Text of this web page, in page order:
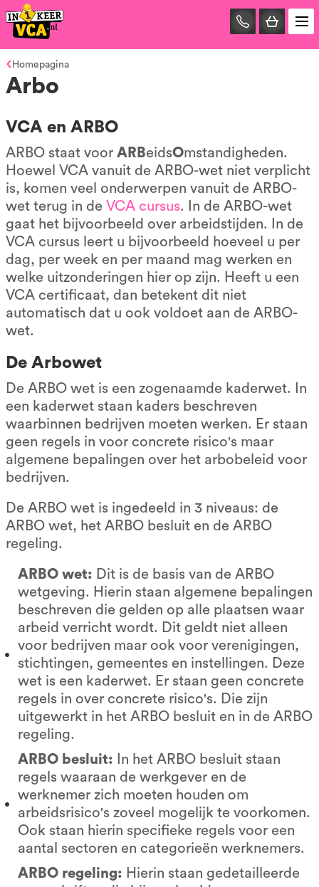
085-
0667401
Homepagina
Arbo
VCA en ARBO
ARBO staat voor ARBeidsOmstandigheden.
Hoewel VCA vanuit de ARBO-wet niet verplicht
is, komen veel onderwerpen vanuit de ARBO-
wet terug in de VCA cursus. In de ARBO-wet
gaat het bijvoorbeeld over arbeidstijden. In de
VCA cursus leert u bijvoorbeeld hoeveel u per
dag, per week en per maand mag werken en
welke uitzonderingen hier op zijn. Heeft u een
VCA certificaat, dan betekent dit niet
automatisch dat u ook voldoet aan de ARBO-
wet.
De Arbowet
De ARBO wet is een zogenaamde kaderwet. In
een kaderwet staan kaders beschreven
waarbinnen bedrijven moeten werken. Er staan
geen regels in voor concrete risico's maar
algemene bepalingen over het arbobeleid voor
bedrijven.
De ARBO wet is ingedeeld in 3 niveaus: de
ARBO wet, het ARBO besluit en de ARBO
regeling.
ARBO wet: Dit is de basis van de ARBO
wetgeving. Hierin staan algemene bepalingen
beschreven die gelden op alle plaatsen waar
arbeid verricht wordt. Dit geldt niet alleen
voor bedrijven maar ook voor verenigingen,
stichtingen, gemeentes en instellingen. Deze
wet is een kaderwet. Er staan geen concrete
regels in over concrete risico's. Die zijn
uitgewerkt in het ARBO besluit en in de ARBO
regeling.
ARBO besluit:
In het ARBO besluit staan
regels waaraan de werkgever en de
werknemer zich moeten houden om
arbeidsrisico's zoveel mogelijk te voorkomen.
Ook staan hierin specifieke regels voor een
aantal sectoren en categorieën werknemers.
ARBO regeling: Hierin staan gedetailleerde